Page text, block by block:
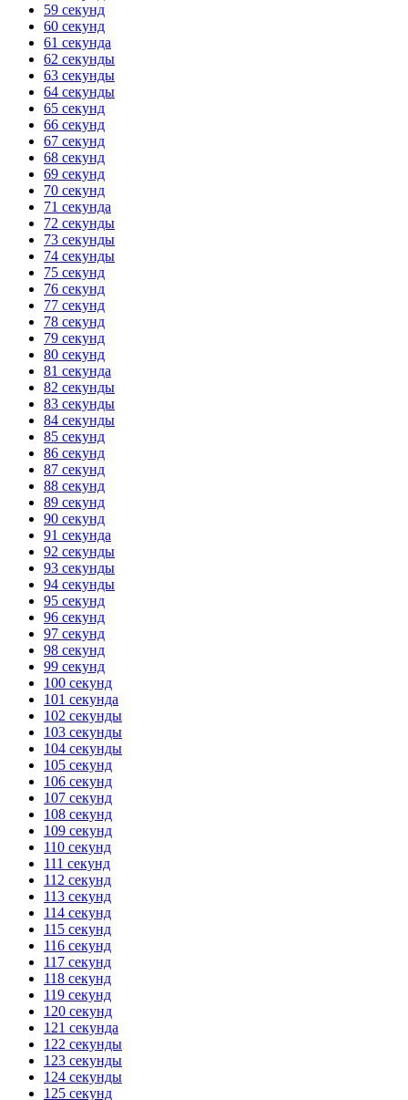
59 секунд
60 секунд
61 секунда
62 секунды
63 секунды
64 секунды
65 секунд
66 секунд
67 секунд
68 секунд
69 секунд
70 секунд
71 секунда
72 секунды
73 секунды
74 секунды
75 секунд
76 секунд
77 секунд
78 секунд
79 секунд
80 секунд
81 секунда
82 секунды
83 секунды
84 секунды
85 секунд
86 секунд
87 секунд
88 секунд
89 секунд
90 секунд
91 секунда
92 секунды
93 секунды
94 секунды
95 секунд
96 секунд
97 секунд
98 секунд
99 секунд
100 секунд
101 секунда
102 секунды
103 секунды
104 секунды
105 секунд
106 секунд
107 секунд
108 секунд
109 секунд
110 секунд
111 секунд
112 секунд
113 секунд
114 секунд
115 секунд
116 секунд
117 секунд
118 секунд
119 секунд
120 секунд
121 секунда
122 секунды
123 секунды
124 секунды
125 секунд